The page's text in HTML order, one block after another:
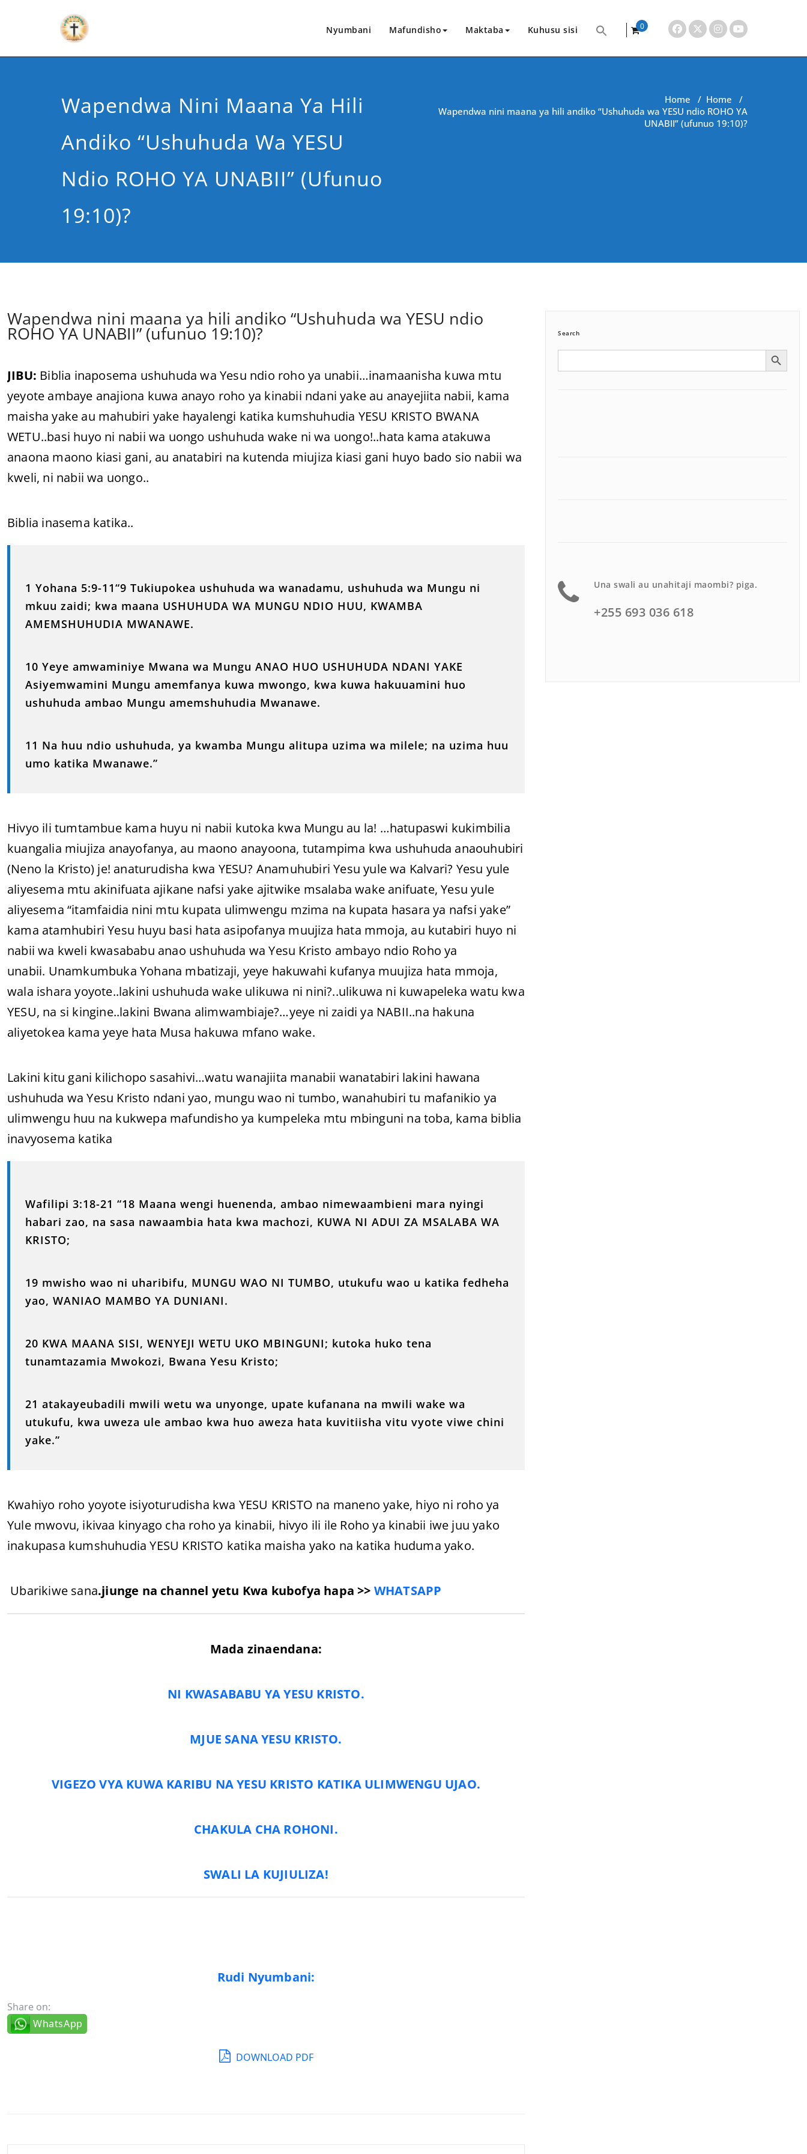
Nyumbani Mafundisho Maktaba Kuhusu sisi
0
Wapendwa Nini Maana Ya Hili
Andiko “Ushuhuda Wa YESU
Ndio ROHO YA UNABII” (ufunuo
19:10)?
Home / Home /
Wapendwa nini maana ya hili andiko “Ushuhuda wa YESU ndio ROHO YA
UNABII” (ufunuo 19:10)?
Wapendwa nini maana ya hili andiko “Ushuhuda wa YESU ndio
ROHO YA UNABII” (ufunuo 19:10)?
JIBU: Biblia inaposema ushuhuda wa Yesu ndio roho ya unabii…inamaanisha kuwa mtu
yeyote ambaye anajiona kuwa anayo roho ya kinabii ndani yake au anayejiita nabii, kama
maisha yake au mahubiri yake hayalengi katika kumshuhudia YESU KRISTO BWANA
WETU..basi huyo ni nabii wa uongo ushuhuda wake ni wa uongo!..hata kama atakuwa
anaona maono kiasi gani, au anatabiri na kutenda miujiza kiasi gani huyo bado sio nabii wa
kweli, ni nabii wa uongo..
Biblia inasema katika..
1 Yohana 5:9-11“9 Tukiupokea ushuhuda wa wanadamu, ushuhuda wa Mungu ni
mkuu zaidi; kwa maana USHUHUDA WA MUNGU NDIO HUU, KWAMBA
AMEMSHUHUDIA MWANAWE.
10 Yeye amwaminiye Mwana wa Mungu ANAO HUO USHUHUDA NDANI YAKE
Asiyemwamini Mungu amemfanya kuwa mwongo, kwa kuwa hakuuamini huo
ushuhuda ambao Mungu amemshuhudia Mwanawe.
11 Na huu ndio ushuhuda, ya kwamba Mungu alitupa uzima wa milele; na uzima huu
umo katika Mwanawe.”
Hivyo ili tumtambue kama huyu ni nabii kutoka kwa Mungu au la! …hatupaswi kukimbilia
kuangalia miujiza anayofanya, au maono anayoona, tutampima kwa ushuhuda anaouhubiri
(Neno la Kristo) je! anaturudisha kwa YESU? Anamuhubiri Yesu yule wa Kalvari? Yesu yule
aliyesema mtu akinifuata ajikane nafsi yake ajitwike msalaba wake anifuate, Yesu yule
aliyesema “itamfaidia nini mtu kupata ulimwengu mzima na kupata hasara ya nafsi yake”
kama atamhubiri Yesu huyu basi hata asipofanya muujiza hata mmoja, au kutabiri huyo ni
nabii wa kweli kwasababu anao ushuhuda wa Yesu Kristo ambayo ndio Roho ya
unabii. Unamkumbuka Yohana mbatizaji, yeye hakuwahi kufanya muujiza hata mmoja,
wala ishara yoyote..lakini ushuhuda wake ulikuwa ni nini?..ulikuwa ni kuwapeleka watu kwa
YESU, na si kingine..lakini Bwana alimwambiaje?…yeye ni zaidi ya NABII..na hakuna
aliyetokea kama yeye hata Musa hakuwa mfano wake.
Lakini kitu gani kilichopo sasahivi…watu wanajiita manabii wanatabiri lakini hawana
ushuhuda wa Yesu Kristo ndani yao, mungu wao ni tumbo, wanahubiri tu mafanikio ya
ulimwengu huu na kukwepa mafundisho ya kumpeleka mtu mbinguni na toba, kama biblia
inavyosema katika
Wafilipi 3:18-21 “18 Maana wengi huenenda, ambao nimewaambieni mara nyingi
habari zao, na sasa nawaambia hata kwa machozi, KUWA NI ADUI ZA MSALABA WA
KRISTO;
19 mwisho wao ni uharibifu, MUNGU WAO NI TUMBO, utukufu wao u katika fedheha
yao, WANIAO MAMBO YA DUNIANI.
20 KWA MAANA SISI, WENYEJI WETU UKO MBINGUNI; kutoka huko tena
tunamtazamia Mwokozi, Bwana Yesu Kristo;
21 atakayeubadili mwili wetu wa unyonge, upate kufanana na mwili wake wa
utukufu, kwa uweza ule ambao kwa huo aweza hata kuvitiisha vitu vyote viwe chini
yake.”
Kwahiyo roho yoyote isiyoturudisha kwa YESU KRISTO na maneno yake, hiyo ni roho ya
Yule mwovu, ikivaa kinyago cha roho ya kinabii, hivyo ili ile Roho ya kinabii iwe juu yako
inakupasa kumshuhudia YESU KRISTO katika maisha yako na katika huduma yako.
Ubarikiwe sana.jiunge na channel yetu Kwa kubofya hapa >> WHATSAPP
Mada zinaendana:
NI KWASABABU YA YESU KRISTO.
MJUE SANA YESU KRISTO.
VIGEZO VYA KUWA KARIBU NA YESU KRISTO KATIKA ULIMWENGU UJAO.
CHAKULA CHA ROHONI.
SWALI LA KUJIULIZA!
Rudi Nyumbani:
Share on:
WhatsApp
DOWNLOAD PDF
Search
Search Search Button
Una swali au unahitaji maombi? piga.
+255 693 036 618
CHANGIA HAPA